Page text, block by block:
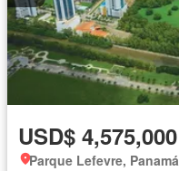
USD$ 4,575,000
Parque Lefevre, Panamá